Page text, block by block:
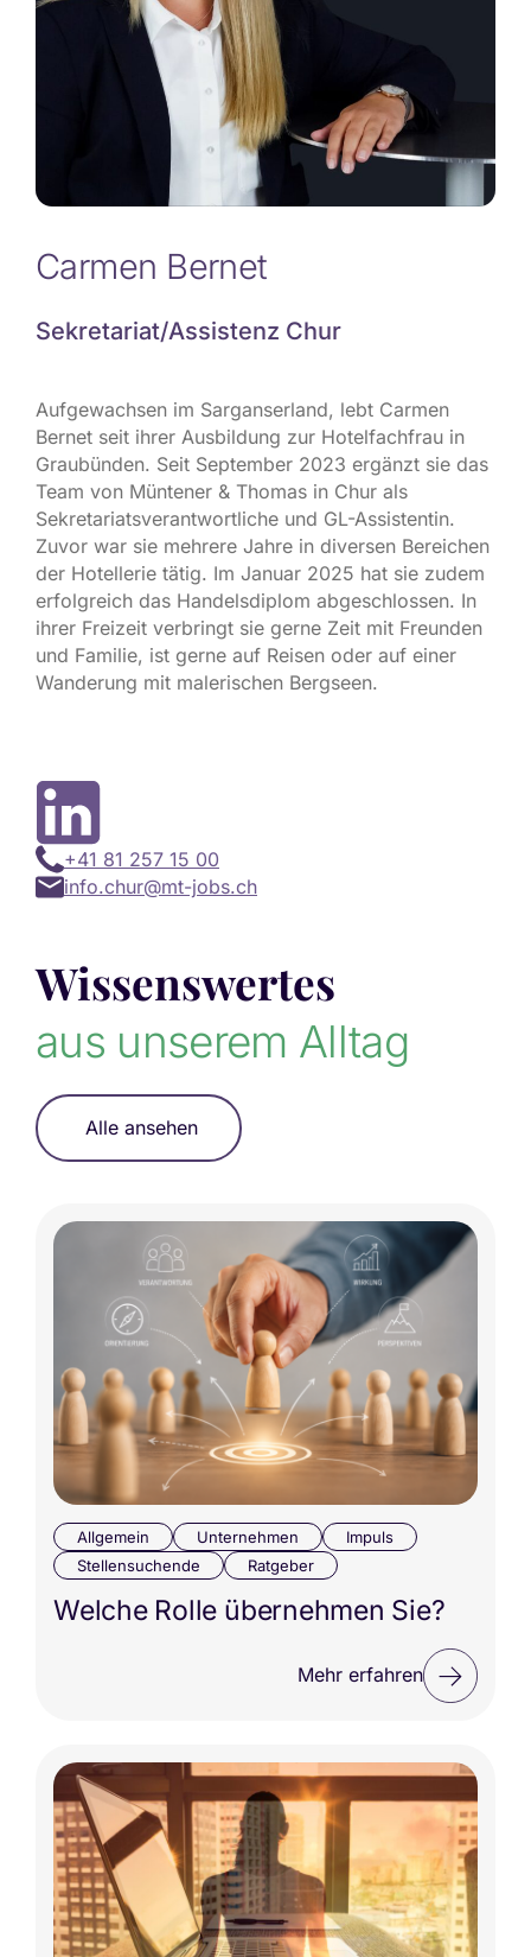
Carmen Bernet
Sekretariat/Assistenz Chur
Aufgewachsen im Sarganserland, lebt Carmen
Bernet seit ihrer Ausbildung zur Hotelfachfrau in
Graubünden. Seit September 2023 ergänzt sie das
Team von Müntener & Thomas in Chur als
Sekretariatsverantwortliche und GL-Assistentin.
Zuvor war sie mehrere Jahre in diversen Bereichen
der Hotellerie tätig. Im Januar 2025 hat sie zudem
erfolgreich das Handelsdiplom abgeschlossen. In
ihrer Freizeit verbringt sie gerne Zeit mit Freunden
und Familie, ist gerne auf Reisen oder auf einer
Wanderung mit malerischen Bergseen.
+41 81 257 15 00
info.chur@mt-jobs.ch
Wissenswertes
aus unserem Alltag
Alle ansehen
Allgemein Unternehmen
Impuls
Stellensuchende
Ratgeber
Welche Rolle übernehmen Sie?
Mehr erfahren